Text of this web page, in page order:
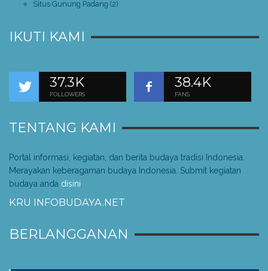
Situs Gunung Padang (2)
IKUTI KAMI
37.3K
FOLLOWERS
38.4K
FANS
TENTANG KAMI
Portal informasi, kegiatan, dan berita budaya tradisi Indonesia.
Merayakan keberagaman budaya Indonesia. Submit kegiatan
budaya anda disini.
KRU INFOBUDAYA.NET
BERLANGGANAN